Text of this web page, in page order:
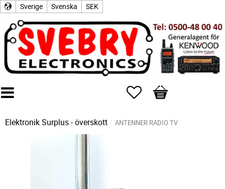
Sverige Svenska SEK
Favoriter
Kundvagn
Elektronik Surplus - överskott ANTENNER RADIO TV